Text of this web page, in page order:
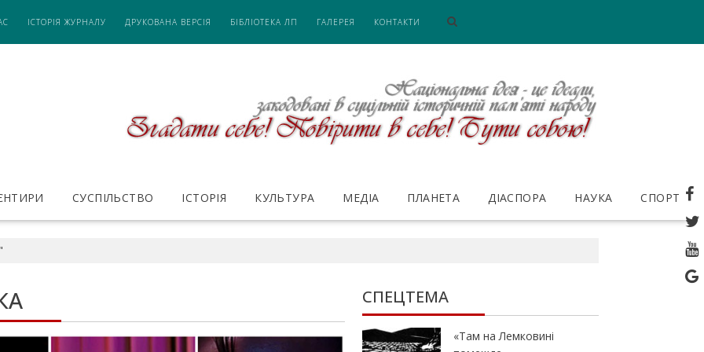
ІСТОРІЯ ЖУРНАЛУ ДРУКОВАНА ВЕРСІЯ БІБЛІОТЕКА ЛП ГАЛЕРЕЯ КОНТАКТИ
СУСПІЛЬСТВО ІСТОРІЯ КУЛЬТУРА МЕДІА ПЛАНЕТА ДІАСПОРА НАУКА СПОРТ
СПЕЦТЕМА
«Там на Лемковині